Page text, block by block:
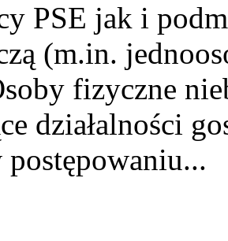
PSE jak i
(m.in.
fizyczne
działalności
postępowaniu...